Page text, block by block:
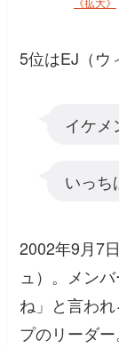
5位はEJ（ウ
イケメ
いっち
2002年9月7
ュ）。メン
ね」と言わ
プのリーダ